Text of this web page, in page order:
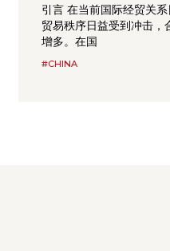
引言 在当前国际经贸关
贸易秩序日益受到冲击，
增多。在国
#CHINA